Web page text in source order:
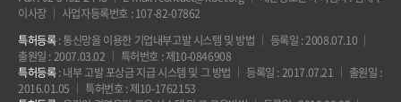
이사장
사업자등록번호 : 107-82-07862
특허등록: 통신망을 이용한 기업내부고발 시스템 및 방법
등록일 : 2008.07.10
출원일 : 2007.03.02
특허번호 : 제10-0846908
특허등록: 내부 고발 포상금 지급 시스템 및 그 방법 등록일 : 2017.07.21
출원일 :
2016.01.05
특허번호 : 제10-1762153